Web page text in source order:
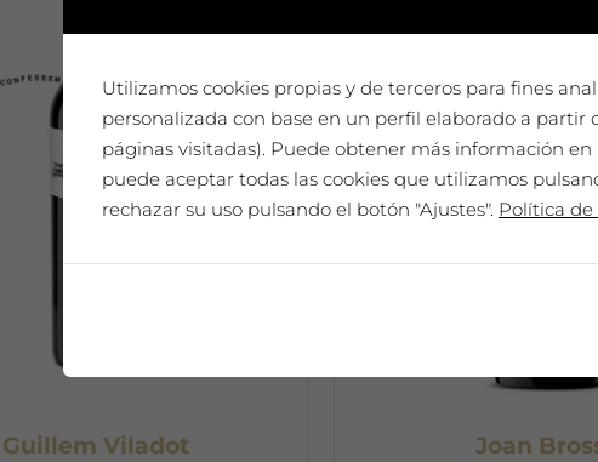
Guillem Viladot Joan
Utilizamos cookies propias y de terceros para fines
personalizada con base en un perfil elaborado a partir
páginas visitadas). Puede obtener más información
puede aceptar todas las cookies que utilizamos
rechazar su uso pulsando el botón "Ajustes". Política de